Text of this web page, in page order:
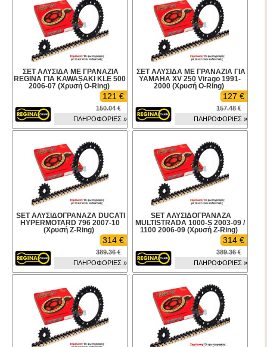
ΣΕΤ ΑΛΥΣΙΔΑ ΜΕ ΓΡΑΝΑΖΙΑ
REGINA ΓΙΑ KAWASAKI KLE 500
2006-07 (Χρυσή O-Ring)
121 €
150.04 €
ΠΛΗΡΟΦΟΡΙΕΣ »
ΣΕΤ ΑΛΥΣΙΔΑ ΜΕ ΓΡΑΝΑΖΙΑ ΓΙΑ
YAMAHA XV 250 Virago 1991-
2000 (Χρυσή O-Ring)
127 €
157.48 €
ΠΛΗΡΟΦΟΡΙΕΣ »
SET ΑΛΥΣΙΔΟΓΡΑΝΑΖΑ DUCATI
HYPERMOTARD 796 2007-10
(Χρυσή Z-Ring)
314 €
389.36 €
ΠΛΗΡΟΦΟΡΙΕΣ »
SET ΑΛΥΣΙΔΟΓΡΑΝΑΖΑ
MULTISTRADA 1000-S 2003-09 /
1100 2006-09 (Χρυσή Z-Ring)
314 €
389.36 €
ΠΛΗΡΟΦΟΡΙΕΣ »